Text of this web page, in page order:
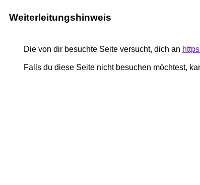
Weiterleitungshinweis
Die von dir besuchte Seite versucht, dich an
Falls du diese Seite nicht besuchen möchtest,